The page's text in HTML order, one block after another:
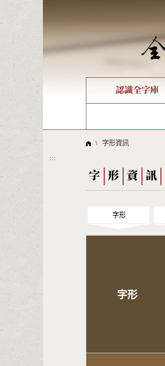
:::
認識全字庫
線上教學
倉頡查詢
Big5查詢
問題集
\ 字形資訊
:::
字 形 資 訊
字形
字形